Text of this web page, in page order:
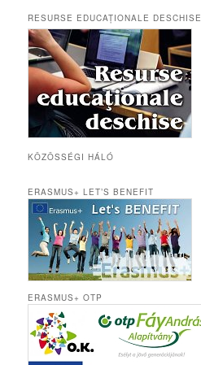
RESURSE EDUCAȚIONALE DESCHISE
KÖZÖSSÉGI HÁLÓ
ERASMUS+ LET’S BENEFIT
ERASMUS+ OTP